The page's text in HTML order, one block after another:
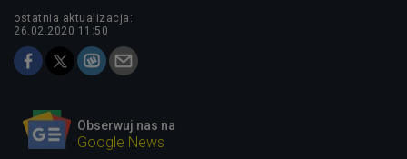
ostatnia aktualizacja:
26.02.2020 11:50
Obserwuj nas na
Google News